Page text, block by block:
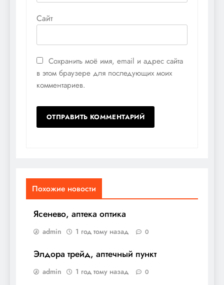
Сайт
Сохранить моё имя, email и адрес сайта
в этом браузере для последующих моих
комментариев.
Похожие новости
Ясенево, аптека оптика
admin 1 год тому назад 0
Элдора трейд, аптечный пункт
admin 1 год тому назад 0